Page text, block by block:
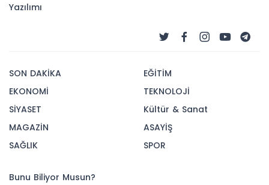
Yazılımı
SON DAKİKA
EKONOMİ
SİYASET
MAGAZİN
SAĞLIK
EĞİTİM
TEKNOLOJİ
Kültür & Sanat
ASAYİŞ
SPOR
Bunu Biliyor Musun?